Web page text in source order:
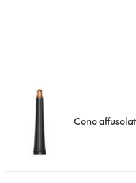
Cono